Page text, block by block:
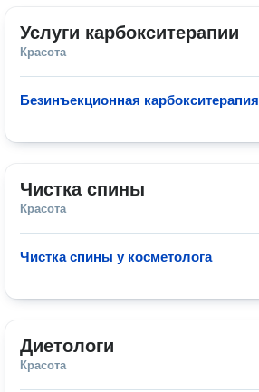
Услуги карбокситерапии
Красота
Безинъекционная карбокситерапия
Чистка спины
Красота
Чистка спины у косметолога
Диетологи
Красота